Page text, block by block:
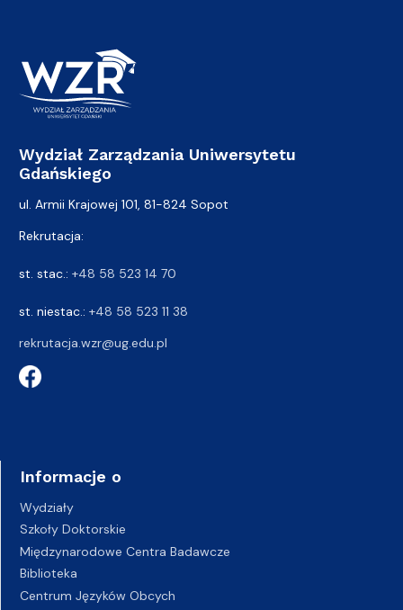
Wydział Zarządzania Uniwersytetu
Gdańskiego
ul. Armii Krajowej 101, 81-824 Sopot
Rekrutacja:
st. stac.: +48 58 523 14 70
st. niestac.: +48 58 523 11 38
rekrutacja.wzr@ug.edu.pl
Informacje o
Wydziały
Szkoły Doktorskie
Międzynarodowe Centra Badawcze
Biblioteka
Centrum Języków Obcych